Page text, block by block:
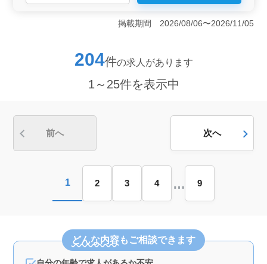
置する設計事務所では、1級建築士の方を条件面で優遇し
ています。建築案件は多岐にわたり、集合住宅や店舗、
工場、学校、公営住宅など、地域社会に貢献するプロジ
業務内容＞ 基本設計や設計監理、CAD操作など、幅広
い建築意匠設計業務に携わることができます。また、週
を取りやすく、作業着や交通費の支給、さらには資格手
験を重視した採用が行われています。設計のプロとして
のスキルを発揮し、地域社会の発展に貢献するチャンス
出してください。
掲載期間 2026/08/06〜2026/11/05
204件の求人があります
1～25件を表示中
前へ 次へ
1 2 3 4 … 9
どんな内容もご相談できます